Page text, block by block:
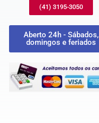
(41) 3195-3050
Aberto 24h - Sábados,
domingos e feriados